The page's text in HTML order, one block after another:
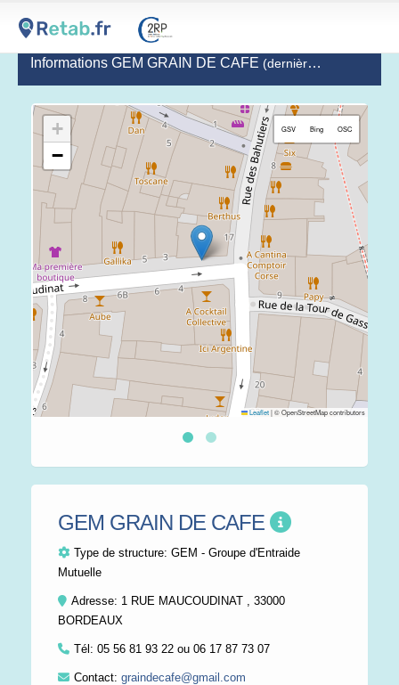
Informations GEM GRAIN DE CAFE (dernière mise à jour le 2023-01-06)
+
−
GSV Bing OSC
Leaflet|© OpenStreetMap contributors
GEM GRAIN DE CAFE
Type de structure: GEM - Groupe d'Entraide
Mutuelle
Adresse: 1 RUE MAUCOUDINAT , 33000
BORDEAUX
Tél: 05 56 81 93 22 ou 06 17 87 73 07
Contact: graindecafe@gmail.com